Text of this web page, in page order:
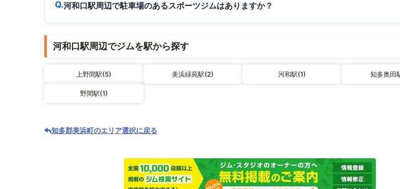
河和口駅周辺で駐車場のあるスポーツジムはありますか？
河和口駅周辺でジムを駅から探す
上野間駅(5) 美浜緑苑駅(2) 河和駅(1) 知多奥田
野間駅(1)
知多郡美浜町のエリア選択に戻る